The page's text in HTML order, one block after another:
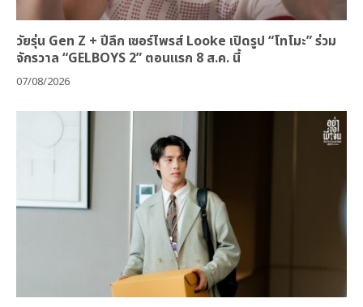
วัยรุ่น Gen Z + ปีลึก เซอร์ไพรส์ Looke เปิดรูป “โทโมะ” ร่วม
จักรวาล “GELBOYS 2” ตอนแรก 8 ส.ค. นี้
07/08/2026